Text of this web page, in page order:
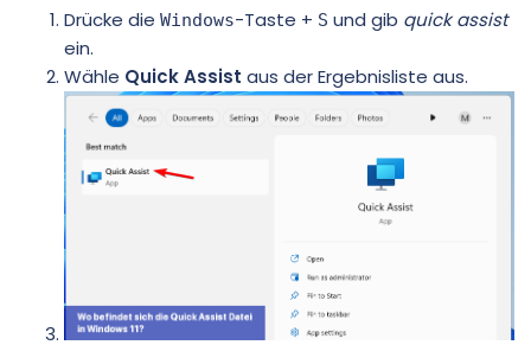
Drücke die Windows-Taste + S und gib quick assist
ein.
Wähle Quick Assist aus der Ergebnisliste aus.